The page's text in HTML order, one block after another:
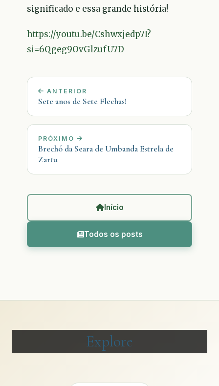
significado e essa grande história!
https://youtu.be/Cshwxjedp7I?
si=6Qgeg9OvGlzufU7D
ANTERIOR
Sete anos de Sete Flechas!
PRÓXIMO
Brechó da Seara de Umbanda Estrela de
Zartu
Início
Todos os posts
Explore